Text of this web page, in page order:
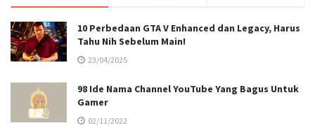
10 Perbedaan GTA V Enhanced dan Legacy, Harus
Tahu Nih Sebelum Main!
23/04/2025
98 Ide Nama Channel YouTube Yang Bagus Untuk
Gamer
02/11/2022